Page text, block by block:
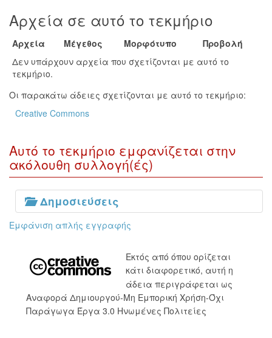
Αρχεία σε αυτό το τεκμήριο
Αρχεία Μέγεθος Μορφότυπο
Προβολή
Δεν υπάρχουν αρχεία που σχετίζονται με αυτό το
τεκμήριο.
Οι παρακάτω άδειες σχετίζονται με αυτό το τεκμήριο:
Creative Commons
Αυτό το τεκμήριο εμφανίζεται στην
ακόλουθη συλλογή(ές)
Δημοσιεύσεις
Εμφάνιση απλής εγγραφής
Εκτός από όπου ορίζεται
κάτι διαφορετικό, αυτή η
άδεια περιγράφεται ως
Αναφορά Δημιουργού-Μη Εμπορική Χρήση-Όχι
Παράγωγα Έργα 3.0 Ηνωμένες Πολιτείες